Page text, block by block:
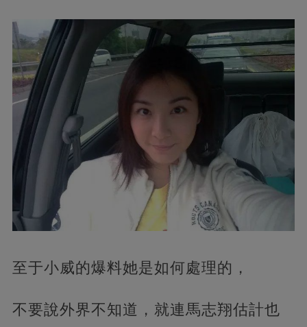
至于小威的爆料她是如何處理的，
不要說外界不知道，就連馬志翔估計也